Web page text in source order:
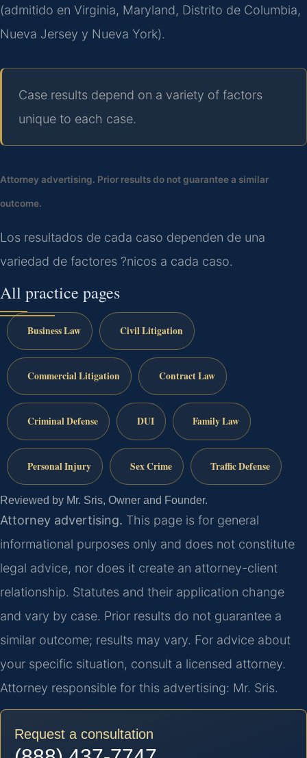
(admitido en Virginia, Maryland, Distrito de Columbia,
Nueva Jersey y Nueva York).
Case results depend on a variety of factors
unique to each case.
Attorney advertising. Prior results do not guarantee a similar
outcome.
Los resultados de cada caso dependen de una
variedad de factores ?nicos a cada caso.
All practice pages
Business Law Civil Litigation
Commercial Litigation Contract Law
Criminal Defense DUI Family Law
Personal Injury Sex Crime Traffic Defense
Reviewed by Mr. Sris, Owner and Founder.
Attorney advertising. This page is for general
informational purposes only and does not constitute
legal advice, nor does it create an attorney-client
relationship. Statutes and their application change
and vary by case. Prior results do not guarantee a
similar outcome; results may vary. For advice about
your specific situation, consult a licensed attorney.
Attorney responsible for this advertising: Mr. Sris.
Request a consultation